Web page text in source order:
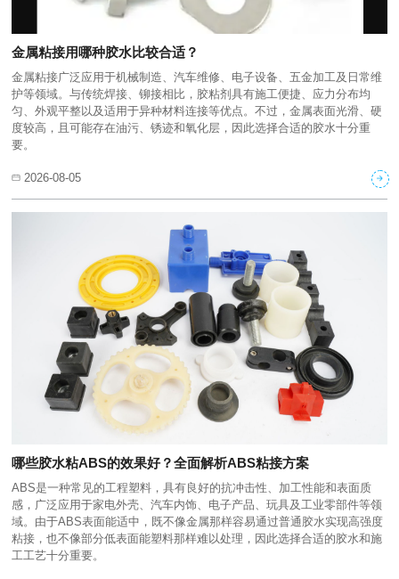
金属粘接用哪种胶水比较合适？
金属粘接广泛应用于机械制造、汽车维修、电子设备、五金加工及日常维
护等领域。与传统焊接、铆接相比，胶粘剂具有施工便捷、应力分布均
匀、外观平整以及适用于异种材料连接等优点。不过，金属表面光滑、硬
度较高，且可能存在油污、锈迹和氧化层，因此选择合适的胶水十分重
要。
2026-08-05
哪些胶水粘ABS的效果好？全面解析ABS粘接方案
ABS是一种常见的工程塑料，具有良好的抗冲击性、加工性能和表面质
感，广泛应用于家电外壳、汽车内饰、电子产品、玩具及工业零部件等领
域。由于ABS表面能适中，既不像金属那样容易通过普通胶水实现高强度
粘接，也不像部分低表面能塑料那样难以处理，因此选择合适的胶水和施
工工艺十分重要。